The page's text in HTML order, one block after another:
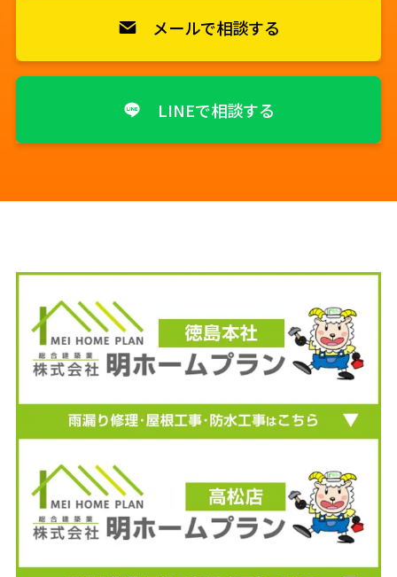
メールで相談する
LINEで相談する